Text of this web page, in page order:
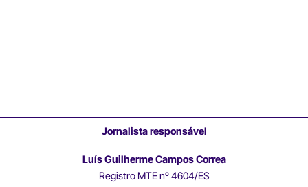
Jornalista responsável
Luís Guilherme Campos Correa
Registro MTE nº 4604/ES